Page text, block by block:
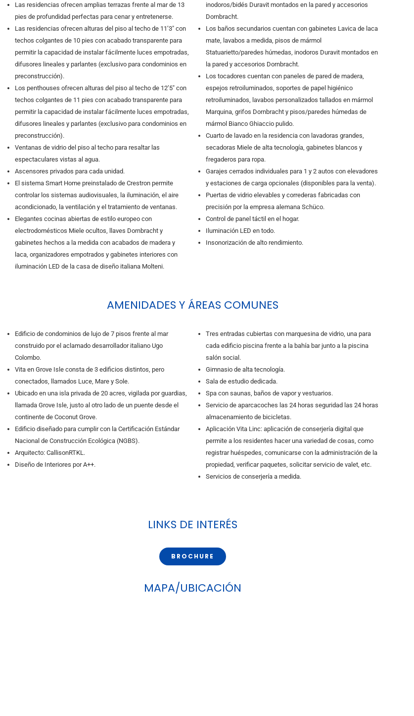
Las residencias ofrecen amplias terrazas frente al mar de 13
pies de profundidad perfectas para cenar y entretenerse.
Las residencias ofrecen alturas del piso al techo de 11’3″ con
techos colgantes de 10 pies con acabado transparente para
permitir la capacidad de instalar fácilmente luces empotradas,
difusores lineales y parlantes (exclusivo para condominios en
preconstrucción).
Los penthouses ofrecen alturas del piso al techo de 12’5″ con
techos colgantes de 11 pies con acabado transparente para
permitir la capacidad de instalar fácilmente luces empotradas,
difusores lineales y parlantes (exclusivo para condominios en
preconstrucción).
Ventanas de vidrio del piso al techo para resaltar las
espectaculares vistas al agua.
Ascensores privados para cada unidad.
El sistema Smart Home preinstalado de Crestron permite
controlar los sistemas audiovisuales, la iluminación, el aire
acondicionado, la ventilación y el tratamiento de ventanas.
Elegantes cocinas abiertas de estilo europeo con
electrodomésticos Miele ocultos, llaves Dornbracht y
gabinetes hechos a la medida con acabados de madera y
laca, organizadores empotrados y gabinetes interiores con
iluminación LED de la casa de diseño italiana Molteni.
inodoros/bidés Duravit montados en la pared y accesorios
Dornbracht.
Los baños secundarios cuentan con gabinetes Lavica de laca
mate, lavabos a medida, pisos de mármol
Statuarietto/paredes húmedas, inodoros Duravit montados en
la pared y accesorios Dornbracht.
Los tocadores cuentan con paneles de pared de madera,
espejos retroiluminados, soportes de papel higiénico
retroiluminados, lavabos personalizados tallados en mármol
Marquina, grifos Dornbracht y pisos/paredes húmedas de
mármol Bianco Ghiaccio pulido.
Cuarto de lavado en la residencia con lavadoras grandes,
secadoras Miele de alta tecnología, gabinetes blancos y
fregaderos para ropa.
Garajes cerrados individuales para 1 y 2 autos con elevadores
y estaciones de carga opcionales (disponibles para la venta).
Puertas de vidrio elevables y correderas fabricadas con
precisión por la empresa alemana Schüco.
Control de panel táctil en el hogar.
Iluminación LED en todo.
Insonorización de alto rendimiento.
AMENIDADES Y ÁREAS COMUNES
Edificio de condominios de lujo de 7 pisos frente al mar
construido por el aclamado desarrollador italiano Ugo
Colombo.
Vita en Grove Isle consta de 3 edificios distintos, pero
conectados, llamados Luce, Mare y Sole.
Ubicado en una isla privada de 20 acres, vigilada por guardias,
llamada Grove Isle, justo al otro lado de un puente desde el
continente de Coconut Grove.
Edificio diseñado para cumplir con la Certificación Estándar
Nacional de Construcción Ecológica (NGBS).
Arquitecto: CallisonRTKL.
Diseño de Interiores por A++.
Tres entradas cubiertas con marquesina de vidrio, una para
cada edificio piscina frente a la bahía bar junto a la piscina
salón social.
Gimnasio de alta tecnología.
Sala de estudio dedicada.
Spa con saunas, baños de vapor y vestuarios.
Servicio de aparcacoches las 24 horas seguridad las 24 horas
almacenamiento de bicicletas.
Aplicación Vita Linc: aplicación de conserjería digital que
permite a los residentes hacer una variedad de cosas, como
registrar huéspedes, comunicarse con la administración de la
propiedad, verificar paquetes, solicitar servicio de valet, etc.
Servicios de conserjería a medida.
LINKS DE INTERÉS
BROCHURE
MAPA/UBICACIÓN